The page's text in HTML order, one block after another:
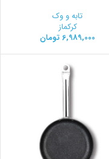
تابه و وک
کرکماز
6,989,000 تومان